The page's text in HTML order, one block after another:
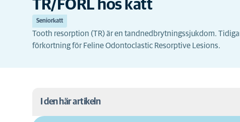
TR/FORL hos katt
Seniorkatt
Tooth resorption (TR) är en tandnedbrytningssjukdom.
förkortning för Feline Odontoclastic Resorptive Lesions.
I den här artikeln